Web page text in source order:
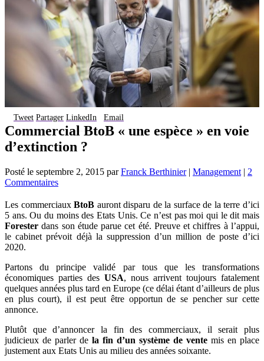
Tweet Partager LinkedIn Email
Commercial BtoB « une espèce » en voie
d’extinction ?
Posté le septembre 2, 2015 parFranck Berthinier| Management | 2
Commentaires
Les commerciauxBtoB auront disparu de la surface de la terre d’ici
5 ans. Ou du moins des Etats Unis. Ce n’est pas moi qui le dit mais
Forester dans son étude parue cet été. Preuve et chiffres à l’appui,
le cabinet prévoit déjà la suppression d’un million de poste d’ici
2020.
Partons du principe validé par tous que les transformations
économiques parties des USA, nous arrivent toujours fatalement
quelques années plus tard en Europe (ce délai étant d’ailleurs de plus
en plus court), il est peut être opportun de se pencher sur cette
annonce.
Plutôt que d’annoncer la fin des commerciaux, il serait plus
judicieux de parler de la fin d’un système de vente mis en place
justement aux Etats Unis au milieu des années soixante.